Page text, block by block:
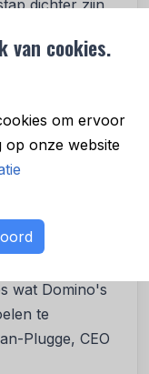
van cookies.
om ervoor
op onze website
dichter zijn
door
Alkmaar te
in hun reis
zekerheid in
wat Domino's
te
Plugge, CEO